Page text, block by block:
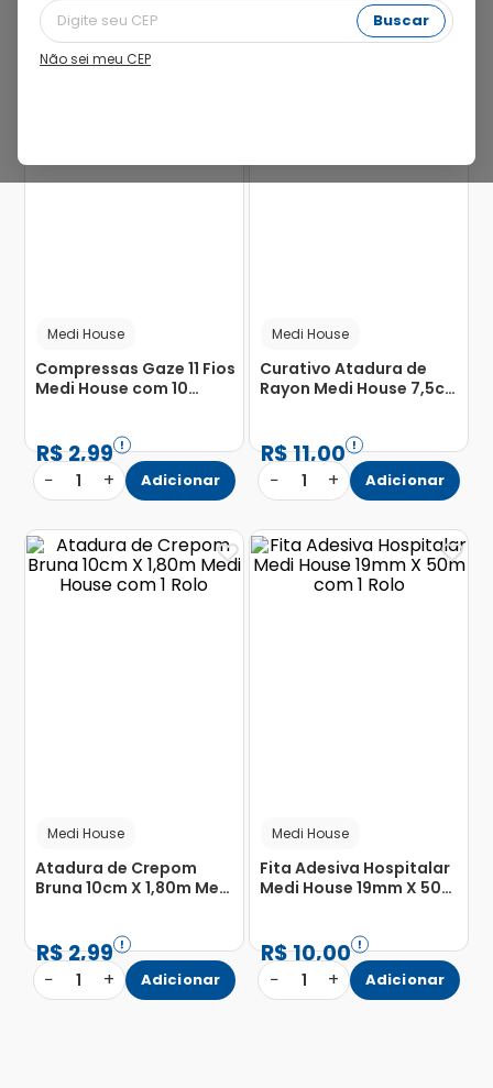
Buscar
Não sei meu CEP
Medi House
Compressas Gaze 11 Fios
Medi House com 10
R$2,99
− 1 + Adicionar
Medi House
Curativo Atadura de
Rayon Medi House 7,5cm
R$11,00
− 1 + Adicionar
Medi House
Atadura de Crepom
Bruna 10cm X 1,80m Medi
R$2,99
− 1 + Adicionar
Medi House
Fita Adesiva Hospitalar
Medi House 19mm X 50m
R$10,00
− 1 + Adicionar